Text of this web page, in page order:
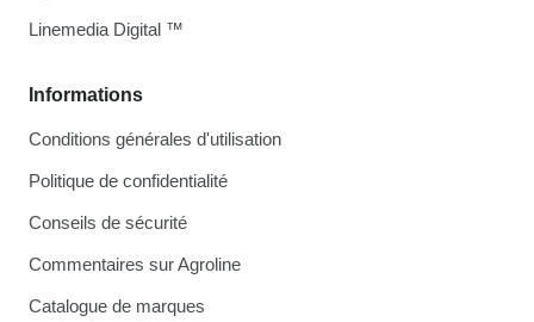
Informations
Conditions générales d'utilisation
Politique de confidentialité
Conseils de sécurité
Commentaires sur Agroline
Catalogue de marques
Linemedia Digital ™